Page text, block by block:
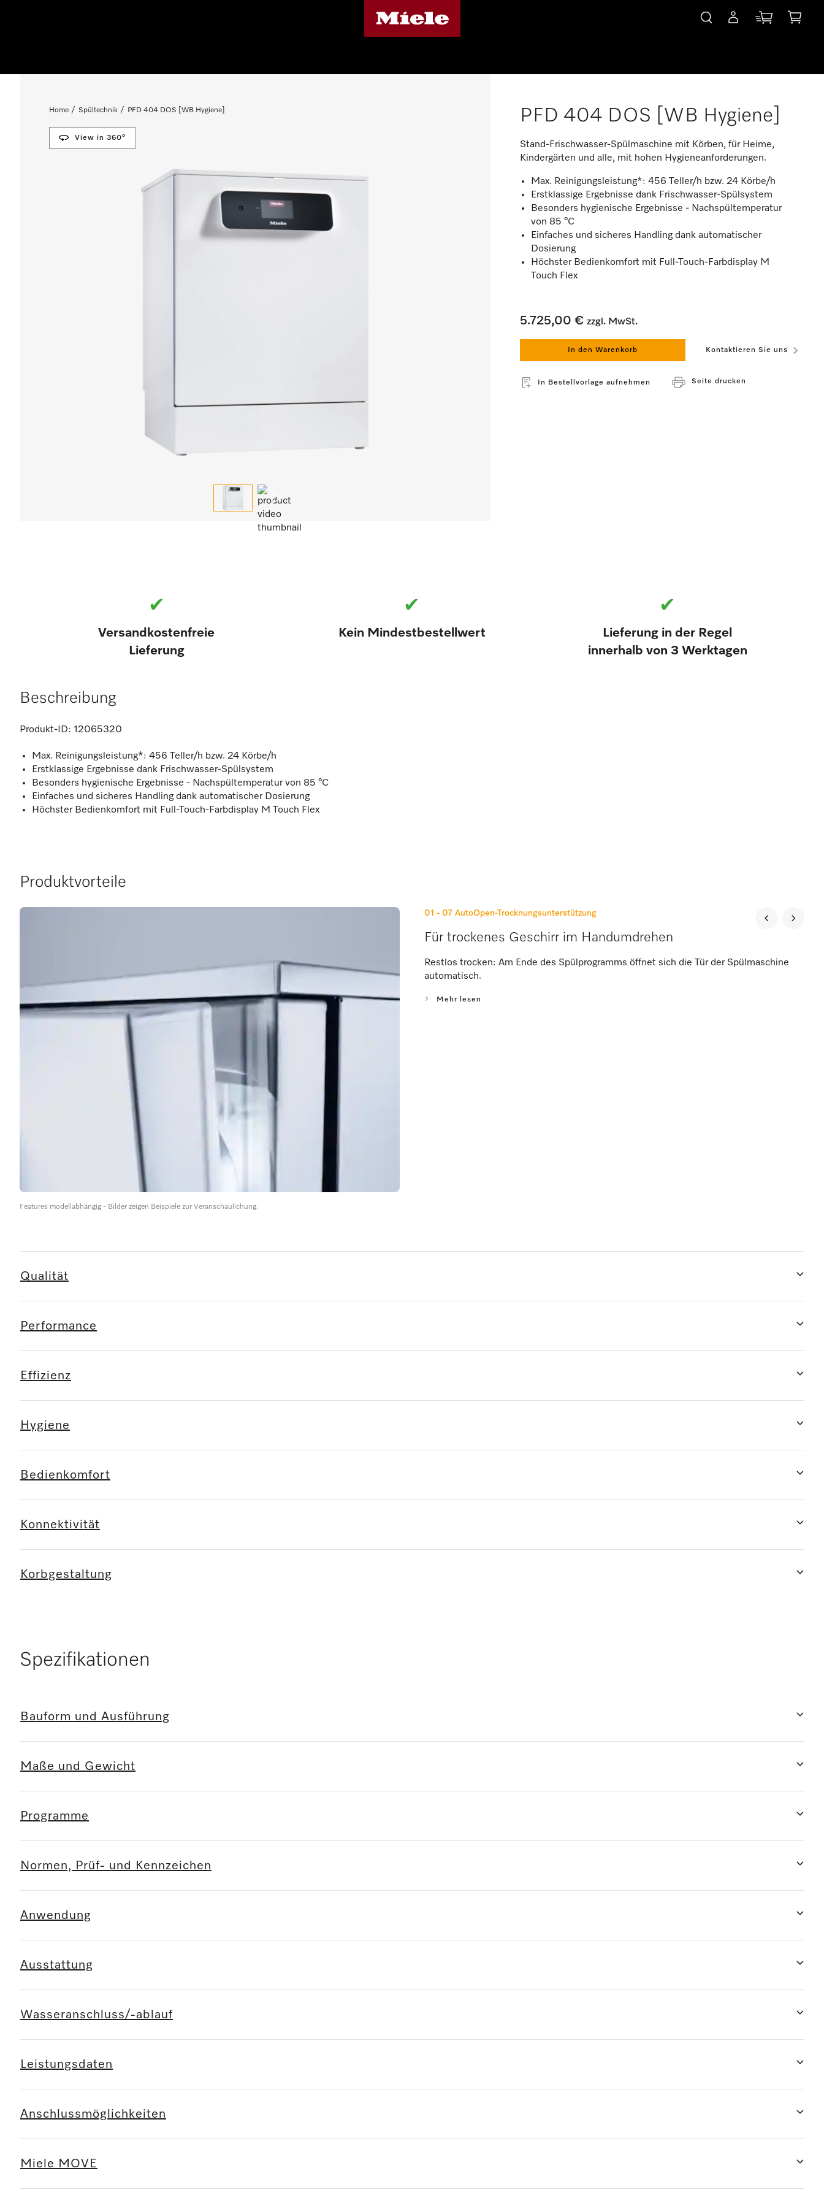
Home Spültechnik PFD 404 DOS [WB Hygiene]
View in 360°
PFD 404 DOS [WB Hygiene]
Stand-Frischwasser-Spülmaschine mit Körben, für Heime,
Kindergärten und alle, mit hohen Hygieneanforderungen.
Max. Reinigungsleistung*: 456 Teller/h bzw. 24 Körbe/h
Erstklassige Ergebnisse dank Frischwasser-Spülsystem
Besonders hygienische Ergebnisse - Nachspültemperatur
von 85 °C
Einfaches und sicheres Handling dank automatischer
Dosierung
Höchster Bedienkomfort mit Full-Touch-Farbdisplay M
Touch Flex
5.725,00 € zzgl. MwSt.
In den Warenkorb Kontaktieren Sie uns
In Bestellvorlage aufnehmen Seite drucken
✔
Versandkostenfreie
Lieferung
✔
Kein Mindestbestellwert
✔
Lieferung in der Regel
innerhalb von 3 Werktagen
Beschreibung
Produkt-ID: 12065320
Max. Reinigungsleistung*: 456 Teller/h bzw. 24 Körbe/h
Erstklassige Ergebnisse dank Frischwasser-Spülsystem
Besonders hygienische Ergebnisse - Nachspültemperatur von 85 °C
Einfaches und sicheres Handling dank automatischer Dosierung
Höchster Bedienkomfort mit Full-Touch-Farbdisplay M Touch Flex
Produktvorteile
01 - 07 AutoOpen-Trocknungsunterstützung
Für trockenes Geschirr im Handumdrehen
Restlos trocken: Am Ende des Spülprogramms öffnet sich die Tür der Spülmaschine
automatisch.
Mehr lesen
Features modellabhängig - Bilder zeigen Beispiele zur Veranschaulichung.
Qualität
Performance
Effizienz
Hygiene
Bedienkomfort
Konnektivität
Korbgestaltung
Spezifikationen
Bauform und Ausführung
Maße und Gewicht
Programme
Normen, Prüf- und Kennzeichen
Anwendung
Ausstattung
Wasseranschluss/-ablauf
Leistungsdaten
Anschlussmöglichkeiten
Miele MOVE